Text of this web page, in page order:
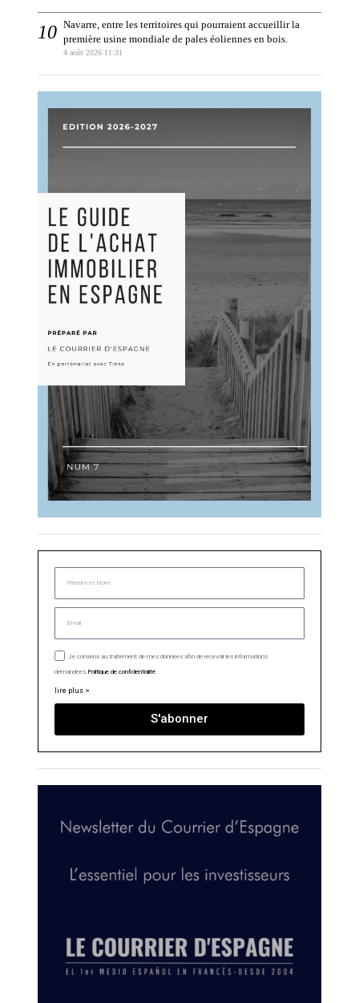
Navarre, entre les territoires qui pourraient accueillir la
première usine mondiale de pales éoliennes en bois.
4 août 2026 11:31
Je consens au traitement de mes données afin de recevoir les informations
demandées. Politique de confidentialité
lire plus >
S'abonner